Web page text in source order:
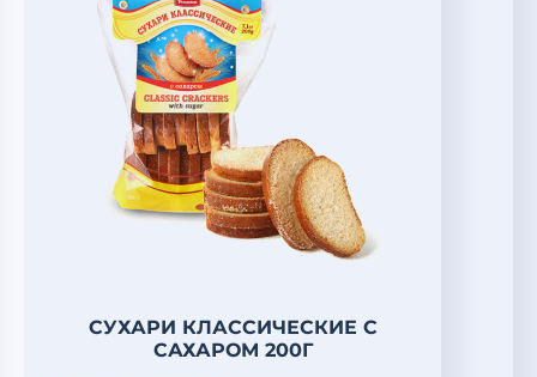
СУХАРИ КЛАССИЧЕСКИЕ С
САХАРОМ 200Г